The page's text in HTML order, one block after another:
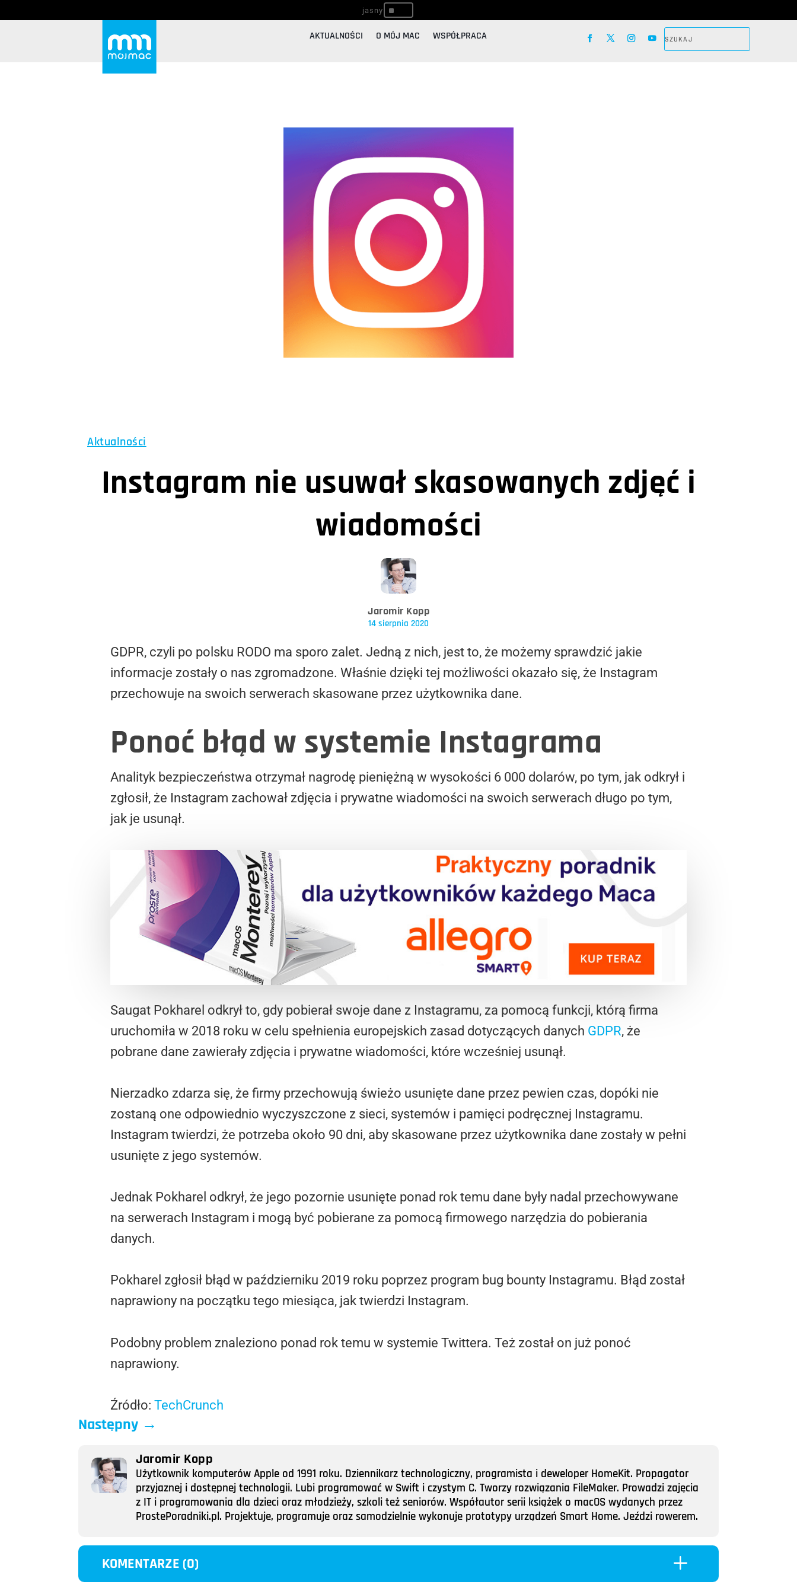
^
AKTUALNOŚCI O MÓJ MAC WSPÓŁPRACA
Aktualności
Instagram nie usuwał skasowanych zdjęć i
wiadomości
Jaromir Kopp
14 sierpnia 2020
GDPR, czyli po polsku RODO ma sporo zalet. Jedną z nich, jest to, że możemy sprawdzić jakie
informacje zostały o nas zgromadzone. Właśnie dzięki tej możliwości okazało się, że Instagram
przechowuje na swoich serwerach skasowane przez użytkownika dane.
Ponoć błąd w systemie Instagrama
Analityk bezpieczeństwa otrzymał nagrodę pieniężną w wysokości 6 000 dolarów, po tym, jak odkrył i
zgłosił, że Instagram zachował zdjęcia i prywatne wiadomości na swoich serwerach długo po tym,
jak je usunął.
Saugat Pokharel odkrył to, gdy pobierał swoje dane z Instagramu, za pomocą funkcji, którą firma
uruchomiła w 2018 roku w celu spełnienia europejskich zasad dotyczących danych GDPR, że
pobrane dane zawierały zdjęcia i prywatne wiadomości, które wcześniej usunął.
Nierzadko zdarza się, że firmy przechowują świeżo usunięte dane przez pewien czas, dopóki nie
zostaną one odpowiednio wyczyszczone z sieci, systemów i pamięci podręcznej Instagramu.
Instagram twierdzi, że potrzeba około 90 dni, aby skasowane przez użytkownika dane zostały w pełni
usunięte z jego systemów.
Jednak Pokharel odkrył, że jego pozornie usunięte ponad rok temu dane były nadal przechowywane
na serwerach Instagram i mogą być pobierane za pomocą firmowego narzędzia do pobierania
danych.
Pokharel zgłosił błąd w październiku 2019 roku poprzez program bug bounty Instagramu. Błąd został
naprawiony na początku tego miesiąca, jak twierdzi Instagram.
Podobny problem znaleziono ponad rok temu w systemie Twittera. Też został on już ponoć
naprawiony.
Źródło: TechCrunch
Następny →
Jaromir Kopp
Użytkownik komputerów Apple od 1991 roku. Dziennikarz technologiczny, programista i deweloper HomeKit. Propagator
przyjaznej i dostępnej technologii. Lubi programować w Swift i czystym C. Tworzy rozwiązania FileMaker. Prowadzi zajęcia
z IT i programowania dla dzieci oraz młodzieży, szkoli też seniorów. Współautor serii książek o macOS wydanych przez
ProstePoradniki.pl. Projektuje, programuje oraz samodzielnie wykonuje prototypy urządzeń Smart Home. Jeździ rowerem.
KOMENTARZE (0) L